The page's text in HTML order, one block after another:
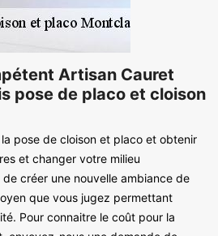
Artisan Cauret
pose de placo et cloison
pose de cloison et placo et obtenir
et changer votre milieu
créer une nouvelle ambiance de
que vous jugez permettant
Pour connaitre le coût pour la